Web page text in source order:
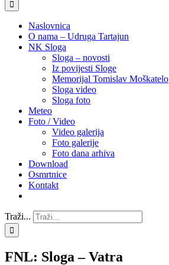
Naslovnica
O nama – Udruga Tartajun
NK Sloga
Sloga – novosti
Iz povijesti Sloge
Memorijal Tomislav Moškatelo
Sloga video
Sloga foto
Meteo
Foto / Video
Video galerija
Foto galerije
Foto dana arhiva
Download
Osmrtnice
Kontakt
Traži...
FNL: Sloga – Vatra